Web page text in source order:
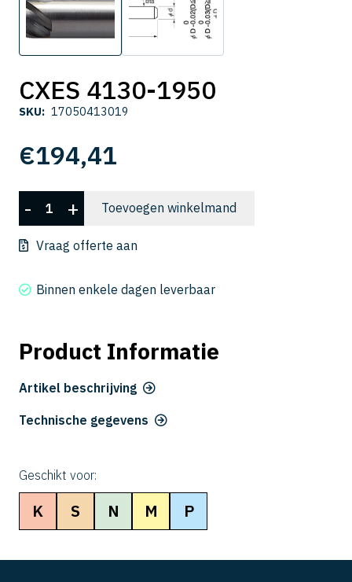
CXES 4130-1950
SKU: 17050413019
€194,41
CXES
4130-
1950
- + Toevoegen winkelmand
Vraag offerte aan
Binnen enkele dagen leverbaar
Product Informatie
Artikel beschrijving
Technische gegevens
Geschikt voor:
K S N M P